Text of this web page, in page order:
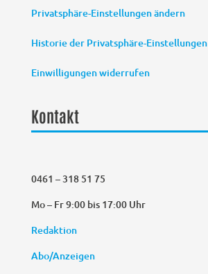
Privatsphäre-Einstellungen ändern
Historie der Privatsphäre-Einstellungen
Einwilligungen widerrufen
Kontakt
0461 – 318 51 75
Mo – Fr 9:00 bis 17:00 Uhr
Redaktion
Abo/Anzeigen